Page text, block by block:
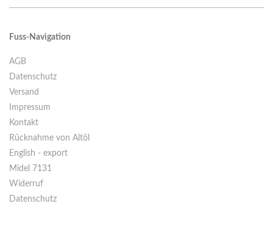
Fuss-Navigation
AGB
Datenschutz
Versand
Impressum
Kontakt
Rücknahme von Altöl
English - export
Midel 7131
Widerruf
Datenschutz